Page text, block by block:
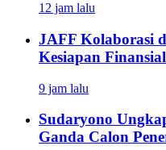
12 jam lalu
JAFF Kolaborasi
Kesiapan
9 jam lalu
Sudaryono
Ganda Calon